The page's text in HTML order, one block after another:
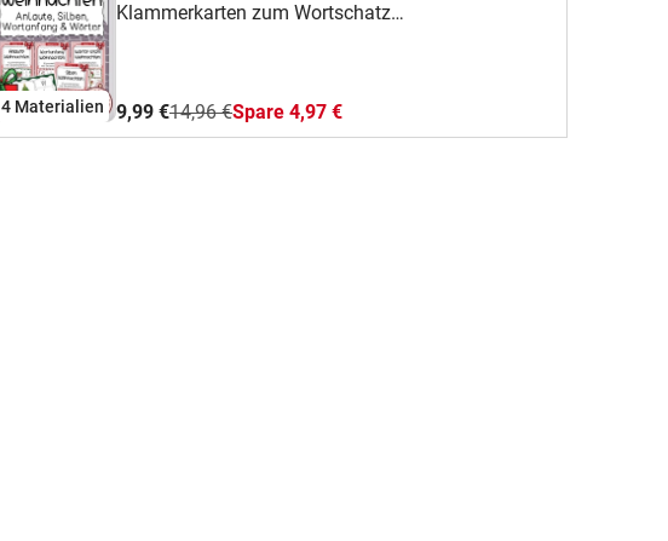
4 Materialien
Klammerkarten zum Wortschatz
9,99 €14,96 €Spare 4,97 €